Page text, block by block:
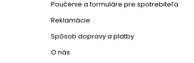
Poučenie a formuláre pre spotrebiteľa
Reklamácie
Spôsob dopravy a platby
O nás